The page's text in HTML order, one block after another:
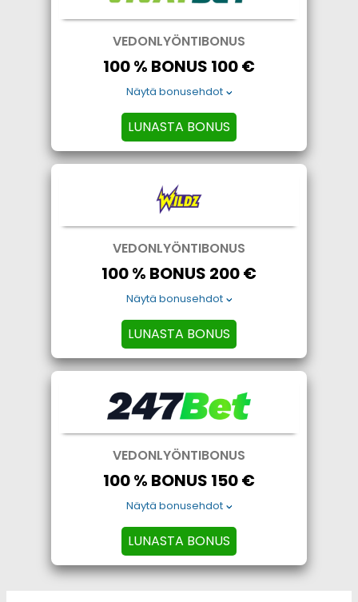
VEDONLYÖNTIBONUS
100 % BONUS 100 €
Näytä bonusehdot
LUNASTA BONUS
VEDONLYÖNTIBONUS
100 % BONUS 200 €
Näytä bonusehdot
LUNASTA BONUS
VEDONLYÖNTIBONUS
100 % BONUS 150 €
Näytä bonusehdot
LUNASTA BONUS